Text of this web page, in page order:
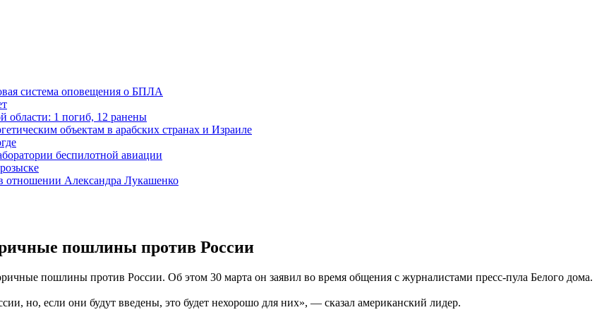
система оповещения о БПЛА
области: 1 погиб, 12 ранены
объектам в арабских странах и Израиле
беспилотной авиации
отношении Александра Лукашенко
пошлины против России
пошлины против России. Об этом 30 марта он заявил во время общения с журналистами пресс-пула Белого дома.
но, если они будут введены, это будет нехорошо для них», — сказал американский лидер.